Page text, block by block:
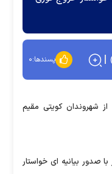
پسندها:۰
شهروندان کویتی مقیم
صدور بیانیه ای خواستار